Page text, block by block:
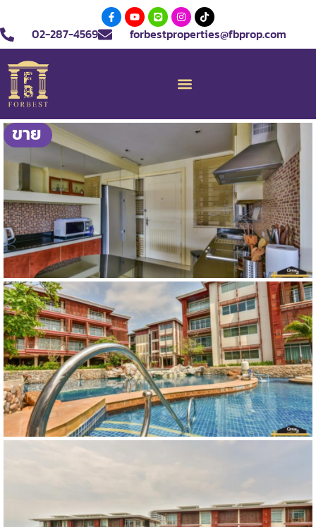
02-287-4569 forbestproperties@fbprop.com
ขาย